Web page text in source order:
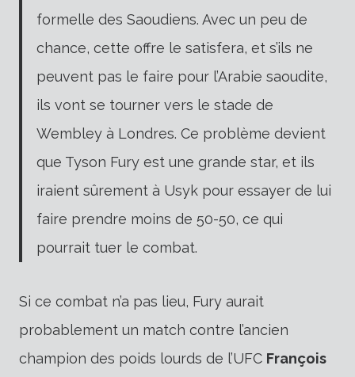
formelle des Saoudiens. Avec un peu de
chance, cette offre le satisfera, et s’ils ne
peuvent pas le faire pour l’Arabie saoudite,
ils vont se tourner vers le stade de
Wembley à Londres. Ce problème devient
que Tyson Fury est une grande star, et ils
iraient sûrement à Usyk pour essayer de lui
faire prendre moins de 50-50, ce qui
pourrait tuer le combat.
Si ce combat n’a pas lieu, Fury aurait
probablement un match contre l’ancien
champion des poids lourds de l’UFC François